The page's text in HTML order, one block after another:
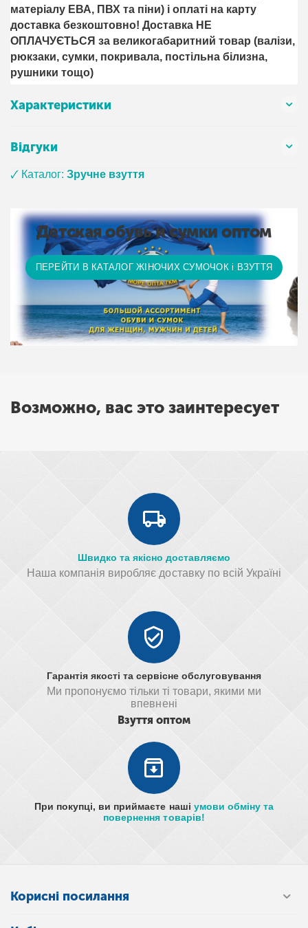
матеріалу ЕВА, ПВХ та піни) і оплаті на карту
доставка безкоштовно! Доставка НЕ ​​
ОПЛАЧУЄТЬСЯ за великогабаритний товар (валізи,
рюкзаки, сумки, покривала, постільна білизна,
рушники тощо)
Характеристики
Відгуки
🗸 Каталог:Зручне взуття
Детская обувь и сумки оптом
ПЕРЕЙТИ В КАТАЛОГ ЖІНОЧИХ СУМОЧОК і ВЗУТТЯ
Возможно, вас это заинтересует
Швидко та якісно доставляємо
Наша компанія виробляє доставку по всій Україні
Гарантія якості та сервісне обслуговування
Ми пропонуємо тільки ті товари, якими ми
впевнені
Взуття оптом
При покупці, ви приймаєте наші умови обміну та
повернення товарів!
Корисні посилання